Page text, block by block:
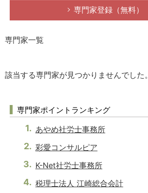
専門家登録（無料）
専門家一覧
該当する専門家が見つかりませんでした。
専門家ポイントランキング
あやめ社労士事務所
彩愛コンサルピア
K-Net社労士事務所
税理士法人 江崎総合会計